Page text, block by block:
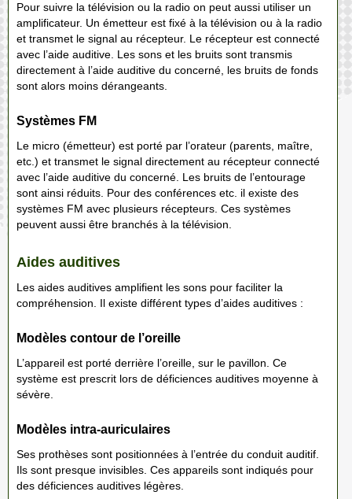
Pour suivre la télévision ou la radio on peut aussi utiliser un
amplificateur. Un émetteur est fixé à la télévision ou à la radio
et transmet le signal au récepteur. Le récepteur est connecté
avec l’aide auditive. Les sons et les bruits sont transmis
directement à l’aide auditive du concerné, les bruits de fonds
sont alors moins dérangeants.
Systèmes FM
Le micro (émetteur) est porté par l’orateur (parents, maître,
etc.) et transmet le signal directement au récepteur connecté
avec l’aide auditive du concerné. Les bruits de l’entourage
sont ainsi réduits. Pour des conférences etc. il existe des
systèmes FM avec plusieurs récepteurs. Ces systèmes
peuvent aussi être branchés à la télévision.
Aides auditives
Les aides auditives amplifient les sons pour faciliter la
compréhension. Il existe différent types d’aides auditives :
Modèles contour de l’oreille
L’appareil est porté derrière l’oreille, sur le pavillon. Ce
système est prescrit lors de déficiences auditives moyenne à
sévère.
Modèles intra-auriculaires
Ses prothèses sont positionnées à l’entrée du conduit auditif.
Ils sont presque invisibles. Ces appareils sont indiqués pour
des déficiences auditives légères.